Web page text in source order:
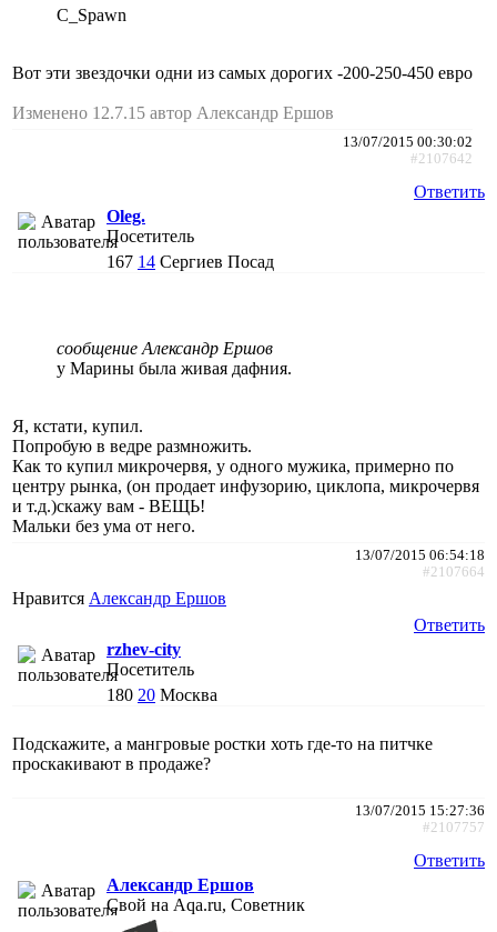
C_Spawn
Вот эти звездочки одни из самых дорогих -200-250-450 евро
Изменено 12.7.15 автор Александр Ершов
13/07/2015 00:30:02
#2107642
Ответить
Oleg.
Посетитель
167 14 Сергиев Посад
сообщение Александр Ершов
у Марины была живая дафния.
Я, кстати, купил.
Попробую в ведре размножить.
Как то купил микрочервя, у одного мужика, примерно по
центру рынка, (он продает инфузорию, циклопа, микрочервя
и т.д.)скажу вам - ВЕЩЬ!
Мальки без ума от него.
13/07/2015 06:54:18
#2107664
Нравится Александр Ершов
Ответить
rzhev-city
Посетитель
180 20 Москва
Подскажите, а мангровые ростки хоть где-то на питчке
проскакивают в продаже?
13/07/2015 15:27:36
#2107757
Ответить
Александр Ершов
Свой на Aqa.ru, Советник